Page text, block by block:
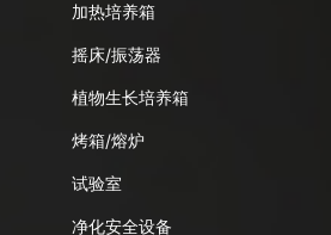
加热培养箱
摇床/振荡器
植物生长培养箱
烤箱/熔炉
试验室
净化安全设备